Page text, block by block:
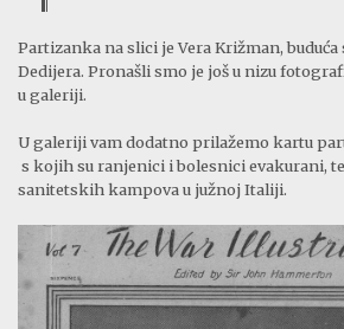
Partizanka na slici je Vera Križman,
Dedijera. Pronašli smo je još u nizu
u galeriji.
U galeriji vam dodatno prilažemo kartu
s kojih su ranjenici i bolesnici evakurani,
sanitetskih kampova u južnoj Italiji.